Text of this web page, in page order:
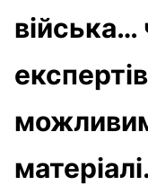
матеріалі.